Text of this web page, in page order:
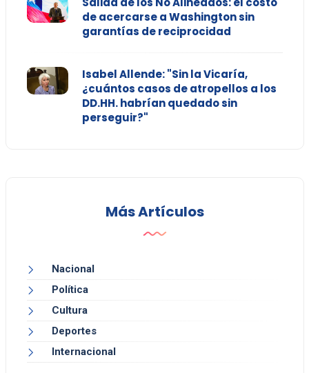
de acercarse a Washington sin
garantías de reciprocidad
Isabel Allende: "Sin la Vicaría,
¿cuántos casos de atropellos a los
DD.HH. habrían quedado sin
perseguir?"
Más Artículos
Nacional
Política
Cultura
Deportes
Internacional